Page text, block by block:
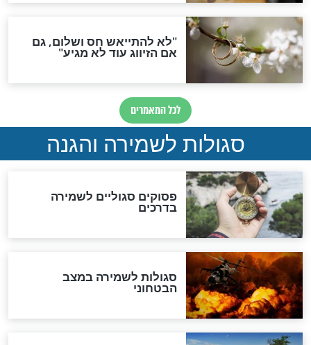
לכל המאמרים
מיסטיקה וקבלה
הרב שמואל אליהו: זה המפתח
לגאולה
זהו החוק הקוסמי שמחייב את
חורבנה של איראן לפי ספר
הזוהר הקדוש